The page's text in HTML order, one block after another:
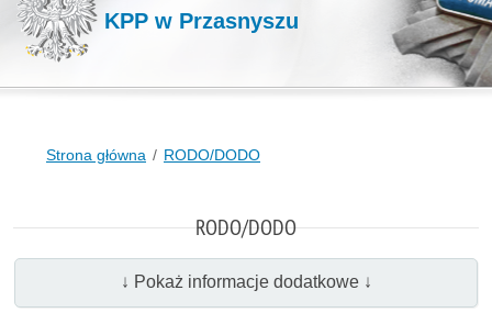
KPP w Przasnyszu
Strona główna RODO/DODO
RODO/DODO
↓ Pokaż informacje dodatkowe ↓